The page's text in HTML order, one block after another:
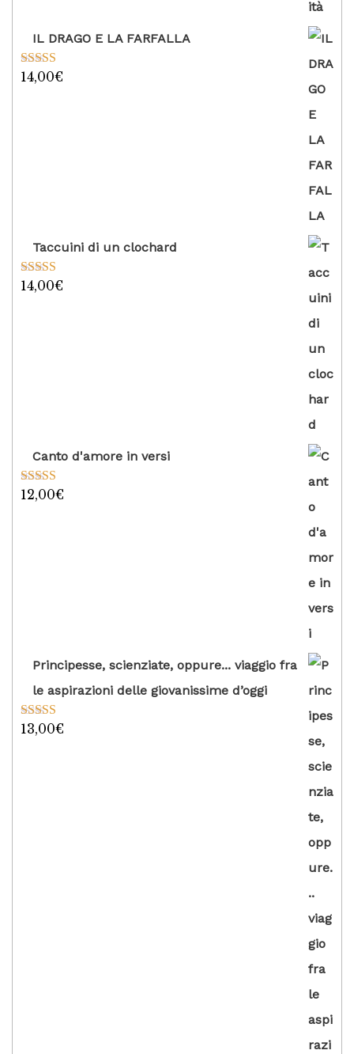
IL DRAGO E LA FARFALLA
Valutato
14,00€
Taccuini di un clochard
Valutato
14,00€
Canto d'amore in versi
Valutato
12,00€
Principesse, scienziate, oppure... viaggio fra
le aspirazioni delle giovanissime d’oggi
Valutato
13,00€